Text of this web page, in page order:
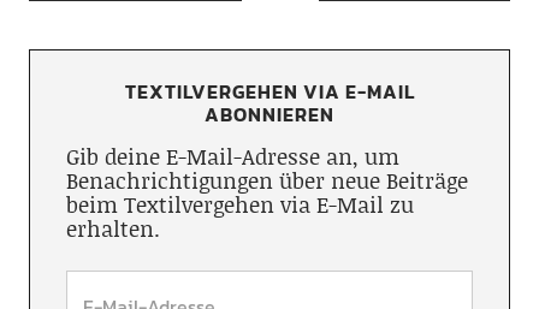
TEXTILVERGEHEN VIA E-MAIL
ABONNIEREN
Gib deine E-Mail-Adresse an, um
Benachrichtigungen über neue Beiträge
beim Textilvergehen via E-Mail zu
erhalten.